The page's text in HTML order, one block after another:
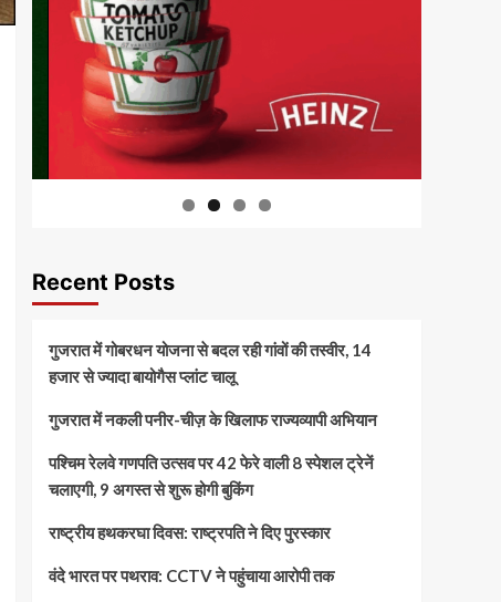
Recent Posts
गुजरात में गोबरधन योजना से बदल रही गांवों की तस्वीर, 14
हजार से ज्यादा बायोगैस प्लांट चालू
गुजरात में नकली पनीर-चीज़ के खिलाफ राज्यव्यापी अभियान
पश्चिम रेलवे गणपति उत्सव पर 42 फेरे वाली 8 स्पेशल ट्रेनें
चलाएगी, 9 अगस्त से शुरू होगी बुकिंग
राष्ट्रीय हथकरघा दिवस: राष्ट्रपति ने दिए पुरस्कार
वंदे भारत पर पथराव: CCTV ने पहुंचाया आरोपी तक